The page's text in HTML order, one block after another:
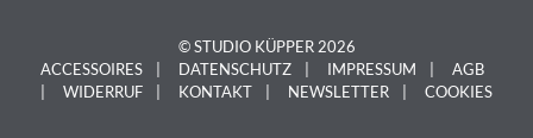
© STUDIO KÜPPER 2026
ACCESSOIRES
DATENSCHUTZ IMPRESSUM
AGB
WIDERRUF
KONTAKT NEWSLETTER COOKIES